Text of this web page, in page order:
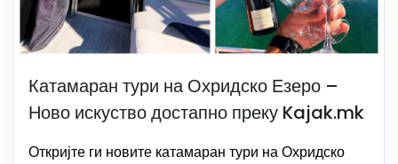
Катамаран тури на Охридско Езеро –
Ново искуство достапно преку Kajak.mk
Откријте ги новите катамаран тури на Охридско